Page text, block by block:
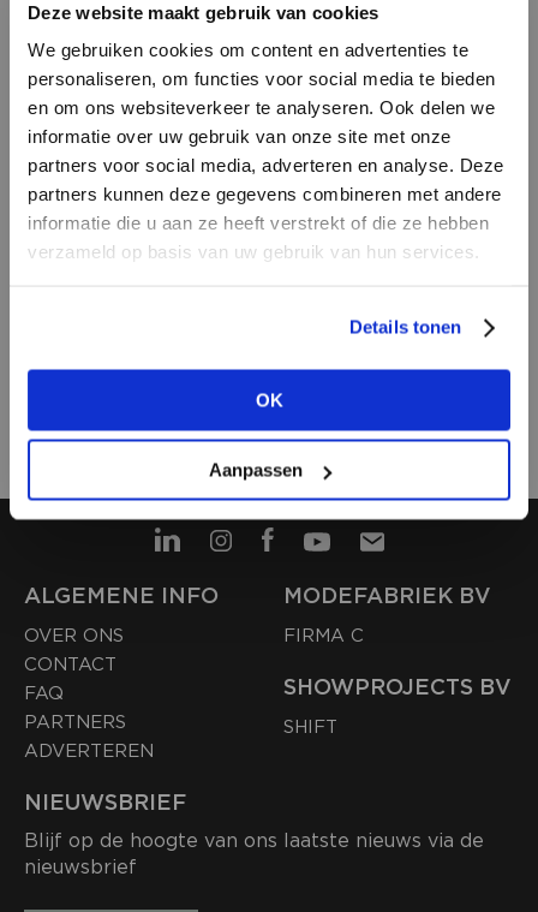
Deze website maakt gebruik van cookies
We gebruiken cookies om content en advertenties te
personaliseren, om functies voor social media te bieden
en om ons websiteverkeer te analyseren. Ook delen we
informatie over uw gebruik van onze site met onze
partners voor social media, adverteren en analyse. Deze
partners kunnen deze gegevens combineren met andere
informatie die u aan ze heeft verstrekt of die ze hebben
verzameld op basis van uw gebruik van hun services.
Details tonen
OK
Aanpassen
HEB JE NOG GEEN
ACCOUNT?
aan of bekijk de andere mogelijkheden.
BEKIJK ALLE OPTIES
AGENTUUR VOOR
CRISTINAEFFE MILANO VOOR
NEDERLAND GEZOCHT
NO SECRETS MILANO
TYPE
Fulltime
LOCATIE
Nederland
SINDS
05/06/2026
We zoeken een ervaren en gemotiveerde agent voor
het Italiaanse damesmerk CRISITNAEFFE MILANO.
WERKGEVER? PLAATS HIER JOUW
VACATURE
ALGEMENE INFO
OVER ONS
CONTACT
FAQ
PARTNERS
ADVERTEREN
MODEFABRIEK BV
FIRMA C
SHOWPROJECTS BV
SHIFT
NIEUWSBRIEF
Blijf op de hoogte van ons laatste nieuws via de
nieuwsbrief